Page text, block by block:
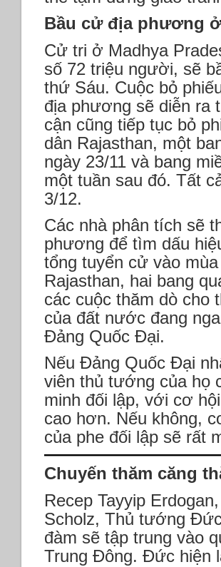
Bầu cử địa phương
Cử tri ở Madhya
số 72 triệu người, sẽ
thứ Sáu. Cuộc bỏ
địa phương sẽ diễn ra
cận cũng tiếp tục bỏ
dân Rajasthan, một
ngày 23/11 và bang
một tuần sau đó. Tất
3/12.
Các nhà phân tích sẽ
phương để tìm dấu
tổng tuyển cử vào
Rajasthan, hai bang
các cuộc thăm dò cho
của đất nước đang
Đảng Quốc Đại.
Nếu Đảng Quốc Đại
viên thủ tướng của họ
minh đối lập, với cơ
cao hơn. Nếu không,
của phe đối lập sẽ rất
Chuyến thăm căng
Recep Tayyip
Scholz, Thủ tướng
đàm sẽ tập trung vào
Trung Đông. Đức hiện